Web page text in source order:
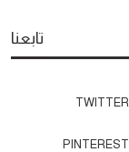
دراسة علمية:
تابعنا
TWITTER
PINTEREST